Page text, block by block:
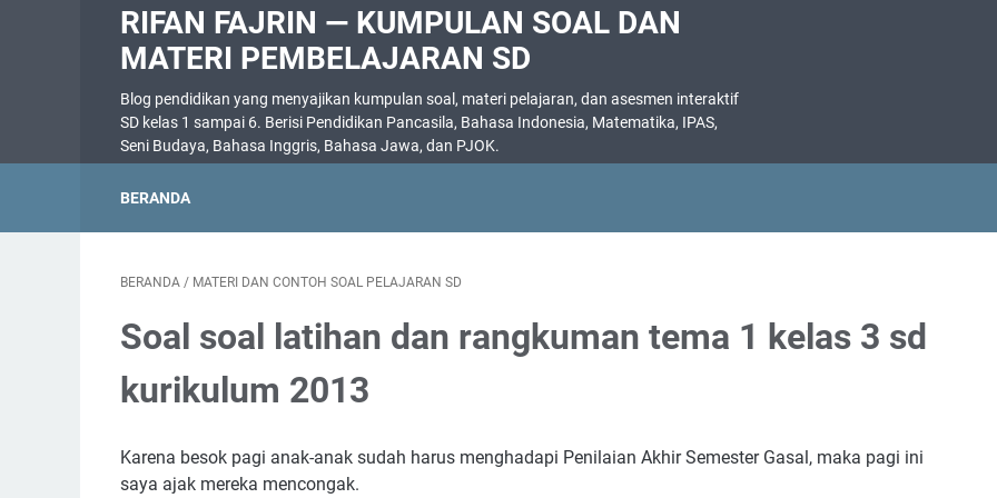
RIFAN FAJRIN — KUMPULAN SOAL DAN
MATERI PEMBELAJARAN SD
Blog pendidikan yang menyajikan kumpulan soal, materi pelajaran, dan asesmen interaktif
SD kelas 1 sampai 6. Berisi Pendidikan Pancasila, Bahasa Indonesia, Matematika, IPAS,
Seni Budaya, Bahasa Inggris, Bahasa Jawa, dan PJOK.
BERANDA
BERANDA / MATERI DAN CONTOH SOAL PELAJARAN SD
Soal soal latihan dan rangkuman tema 1 kelas 3 sd
kurikulum 2013
Karena besok pagi anak-anak sudah harus menghadapi Penilaian Akhir Semester Gasal, maka pagi ini
saya ajak mereka mencongak.